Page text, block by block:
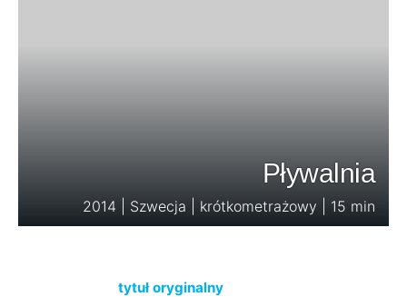
Pływalnia
2014 | Szwecja | krótkometrażowy | 15 min
tytuł oryginalny